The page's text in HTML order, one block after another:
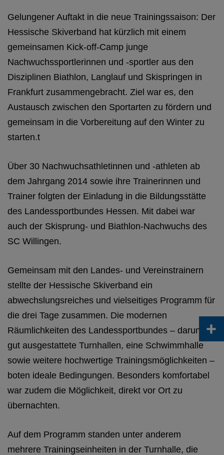
Gelungener Auftakt in die neue Trainingssaison: Der
Hessische Skiverband hat kürzlich mit einem
gemeinsamen Kick-off-Camp junge
Nachwuchssportlerinnen und -sportler aus den
Disziplinen Biathlon, Langlauf und Skispringen in
Frankfurt zusammengebracht. Ziel war es, den
Austausch zwischen den Sportarten zu fördern und
gemeinsam in die Vorbereitung auf den Winter zu
starten.t
Über 30 Nachwuchsathletinnen und -athleten ab
dem Jahrgang 2014 sowie ihre Trainerinnen und
Trainer folgten der Einladung in die Bildungsstätte
des Landessportbundes Hessen. Mit dabei war
auch der Skisprung- und Biathlon-Nachwuchs des
SC Willingen.
Gemeinsam mit den Landes- und Vereinstrainern
stellte der Hessische Skiverband ein
abwechslungsreiches und vielseitiges Programm für
die drei Tage zusammen. Die modernen
Räumlichkeiten des Landessportbundes – darunter
gut ausgestattete Turnhallen, eine Schwimmhalle
sowie weitere hochwertige Trainingsmöglichkeiten –
boten ideale Bedingungen. Besonders komfortabel
war zudem die Möglichkeit, direkt vor Ort zu
übernachten.
Auf dem Programm standen unter anderem
mehrere Trainingseinheiten in der Turnhalle, die
+